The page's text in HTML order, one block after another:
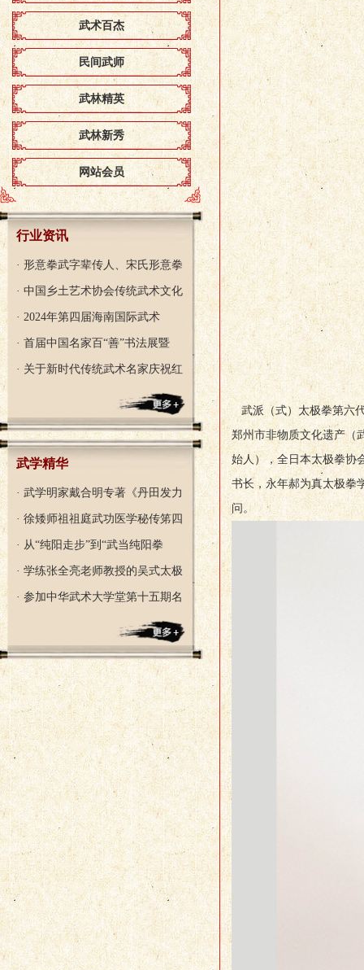
武术百杰
民间武师
武林精英
武林新秀
网站会员
行业资讯
· 形意拳武字辈传人、宋氏形意拳
· 中国乡土艺术协会传统武术文化
· 2024年第四届海南国际武术
· 首届中国名家百“善”书法展暨
· 关于新时代传统武术名家庆祝红
武学精华
· 武学明家戴合明专著《丹田发力
· 徐矮师祖祖庭武功医学秘传笫四
· 从“纯阳走步”到“武当纯阳拳
· 学练张全亮老师教授的吴式太极
· 参加中华武术大学堂第十五期名
武派（式）太极拳第六
郑州市非物质文化遗产（
始人），全日本太极拳协
书长，永年郝为真太极拳
问。